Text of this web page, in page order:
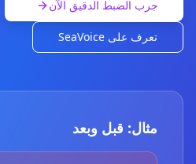
جرب الضبط الدقيق الآن
تعرف على SeaVoice
مثال: قبل وبعد